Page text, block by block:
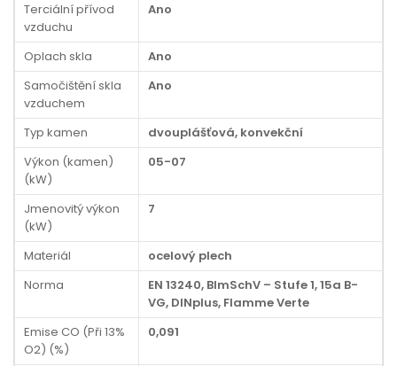
Terciální přívod
vzduchu
Ano
Oplach skla
Ano
Samočištění skla
vzduchem
Ano
Typ kamen
dvouplášťová, konvekční
Výkon (kamen)
(kW)
05-07
Jmenovitý výkon
(kW)
7
Materiál
ocelový plech
Norma
EN 13240, BImSchV – Stufe 1, 15a B-
VG, DINplus, Flamme Verte
Emise CO (Při 13%
O2) (%)
0,091